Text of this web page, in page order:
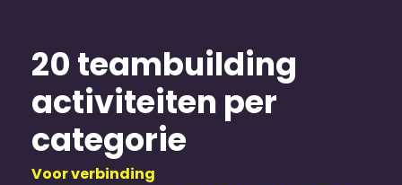
20 teambuilding
activiteiten per
categorie
Voor verbinding